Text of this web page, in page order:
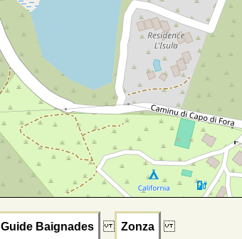
Guide Baignades Zonza